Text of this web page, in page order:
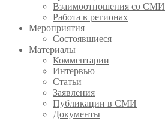
Взаимоотношения со СМИ
Работа в регионах
Мероприятия
Состоявшиеся
Материалы
Комментарии
Интервью
Статьи
Заявления
Публикации в СМИ
Документы